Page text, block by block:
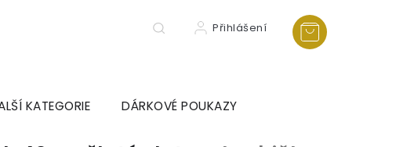
Přihlášení
KATEGORIE DÁRKOVÉ POUKAZY